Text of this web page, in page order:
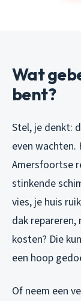
Wat
bent?
Stel, je denkt:
even wachten.
Amersfoortse
stinkende
vies, je huis
dak repareren,
kosten? Die
een hoop
Of neem een